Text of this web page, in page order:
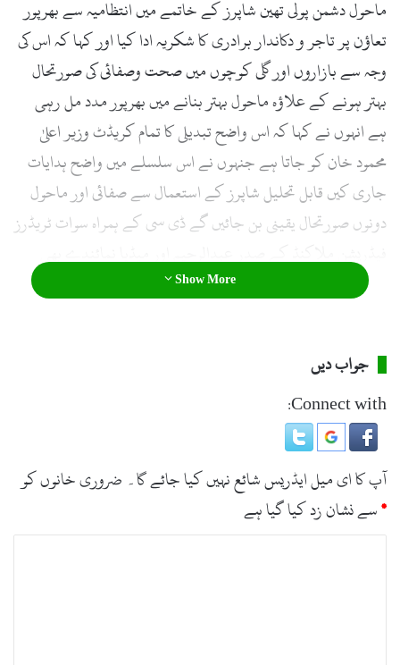
ماحول دشمن پولی تھین شاپرز کے خاتمے میں انتظامیہ سے بھرپور
تعاؤن پر تاجر و دکاندار برادری کا شکریہ ادا کیا اور کہا کہ اس کی
وجہ سے بازاروں اور گلی کوچوں میں صحت وصفائی کی صورتحال
بہتر ہونے کے علاؤہ ماحول بہتر بنانے میں بھرپور مدد مل رہی
ہے انہوں نے کہا کہ اس واضح تبدیلی کا تمام کریڈٹ وزیر اعلیٰ
محمود خان کو جاتا ہے جنہوں نے اس سلسلے میں واضح ہدایات
جاری کیں قابل تحلیل شاپرز کے استعمال سے صفائی اور ماحول
دونوں صورتحال یقینی بن جائیں گے ڈی سی کے ہمراہ سوات ٹریڈرز
تھے۔
Show More
جواب دیں
Connect with:
آپ کا ای میل ایڈریس شائع نہیں کیا جائے گا۔ ضروری خانوں کو
*سے نشان زد کیا گیا ہے